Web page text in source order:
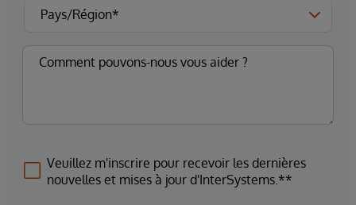
Veuillez m'inscrire pour recevoir les dernières
nouvelles et mises à jour d'InterSystems.**